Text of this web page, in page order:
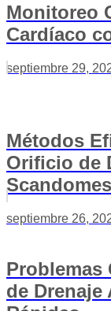
Monitoreo
Cardíaco
septiembre 29,
Métodos
Orificio de
septiembre 26,
Problemas
de Drenaje